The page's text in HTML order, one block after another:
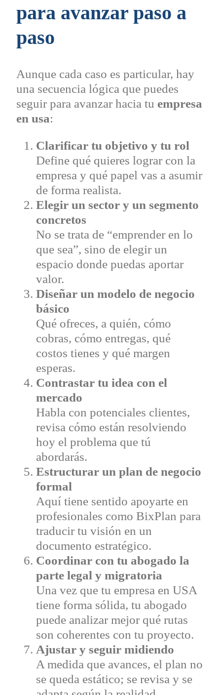
para avanzar paso a
paso
Aunque cada caso es particular, hay
una secuencia lógica que puedes
seguir para avanzar hacia tu empresa
en usa:
Clarificar tu objetivo y tu rol
Define qué quieres lograr con la
empresa y qué papel vas a asumir
de forma realista.
Elegir un sector y un segmento
concretos
No se trata de “emprender en lo
que sea”, sino de elegir un
espacio donde puedas aportar
valor.
Diseñar un modelo de negocio
básico
Qué ofreces, a quién, cómo
cobras, cómo entregas, qué
costos tienes y qué margen
esperas.
Contrastar tu idea con el
mercado
Habla con potenciales clientes,
revisa cómo están resolviendo
hoy el problema que tú
abordarás.
Estructurar un plan de negocio
formal
Aquí tiene sentido apoyarte en
profesionales como BixPlan para
traducir tu visión en un
documento estratégico.
Coordinar con tu abogado la
parte legal y migratoria
Una vez que tu empresa en USA
tiene forma sólida, tu abogado
puede analizar mejor qué rutas
son coherentes con tu proyecto.
Ajustar y seguir midiendo
A medida que avances, el plan no
se queda estático; se revisa y se